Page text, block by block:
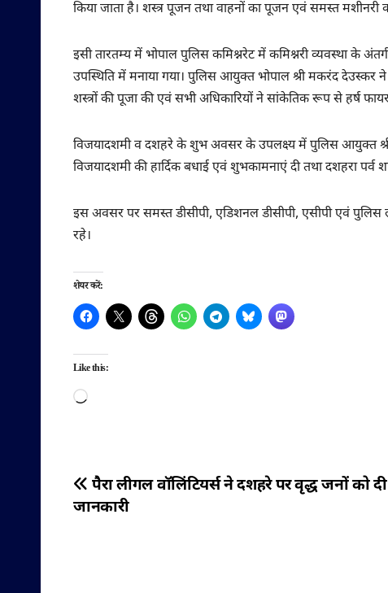
किया जाता है। शस्त्र पूजन तथा वाहनों का पूजन एवं समस्त
इसी तारतम्य में भोपाल पुलिस कमिश्नरेट में कमिश्नरी व्यवस्था के
उपस्थिति में मनाया गया। पुलिस आयुक्त भोपाल श्री मकरंद देउस्कर
शस्त्रों की पूजा की एवं सभी अधिकारियों ने सांकेतिक रूप से हर्ष
विजयादशमी व दशहरे के शुभ अवसर के उपलक्ष्य में पुलिस आयुक्त
विजयादशमी की हार्दिक बधाई एवं शुभकामनाएं दी तथा दशहरा
इस अवसर पर समस्त डीसीपी, एडिशनल डीसीपी, एसीपी एवं पुलिस
रहे।
शेयर करें:
Like this:
Loading…
पोस्ट
नेविगेशन
पैरा लीगल वॉलिंटियर्स ने दशहरे पर वृद्ध जनों को दी
जानकारी